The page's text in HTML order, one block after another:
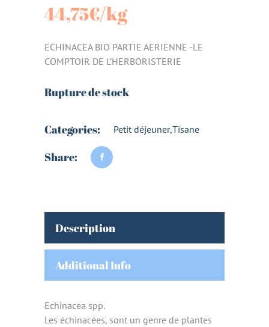
44,75€/kg
ECHINACEA BIO PARTIE AERIENNE -LE
COMPTOIR DE L’HERBORISTERIE
Rupture de stock
Categories: Petit déjeuner,Tisane
Share:
Description
Additional Info
Echinacea spp.
Les échinacées, sont un genre de plantes